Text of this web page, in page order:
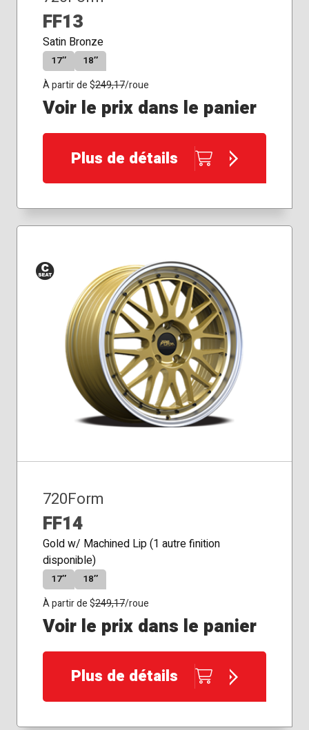
FF13
Satin Bronze
17″ 18″
À partir de $249,17/roue
Voir le prix dans le panier
Plus de détails
Siège
conique
720Form
FF14
Gold w/ Machined Lip (1 autre finition
disponible)
17″ 18″
À partir de $249,17/roue
Voir le prix dans le panier
Plus de détails